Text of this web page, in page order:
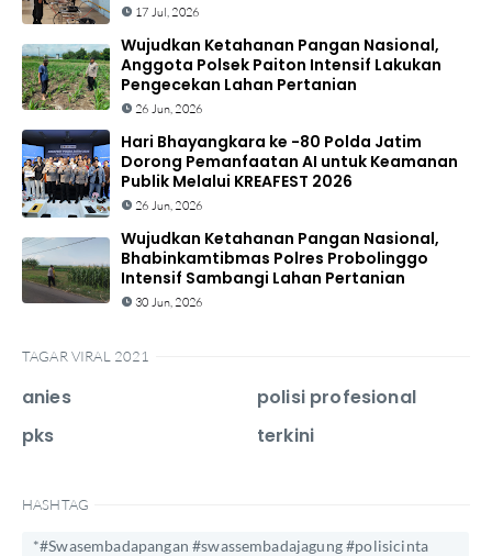
17 Jul, 2026
Wujudkan Ketahanan Pangan Nasional,
Anggota Polsek Paiton Intensif Lakukan
Pengecekan Lahan Pertanian
26 Jun, 2026
Hari Bhayangkara ke -80 Polda Jatim
Dorong Pemanfaatan AI untuk Keamanan
Publik Melalui KREAFEST 2026
26 Jun, 2026
Wujudkan Ketahanan Pangan Nasional,
Bhabinkamtibmas Polres Probolinggo
Intensif Sambangi Lahan Pertanian
30 Jun, 2026
TAGAR VIRAL 2021
anies
pks
polisi profesional
terkini
HASHTAG
*#Swasembadapangan #swassembadajagung #polisicinta